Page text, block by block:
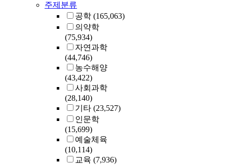
주제분류
공학 (165,063)
의약학
(75,934)
자연과학
(44,746)
농수해양
(43,422)
사회과학
(28,140)
기타 (23,527)
인문학
(15,699)
예술체육
(10,114)
교육 (7,936)